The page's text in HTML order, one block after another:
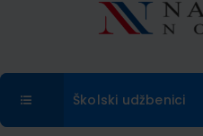
Školski udžbenici